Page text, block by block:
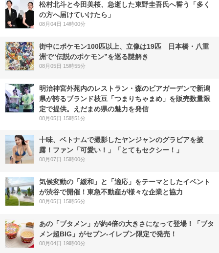
松村北斗と今田美桜、急逝した東野圭吾氏へ誓う「多く
の方へ届けていけたら」
08月04日 14時00分
街中にポケモン100匹以上、立像は19匹 日本橋・八重
洲で“伝説のポケモン”を巡る謎解き
08月05日 15時55分
明治神宮外苑内のレストラン・森のビアガーデンで新潟
県が誇るブランド枝豆「つまりちゃまめ」を販売数量限
定で提供。えだまめ県の魅力を発信
08月05日 15時51分
十味、ベトナムで撮影したヤンジャンのグラビアを披
露！ファン「可愛い！」「とてもセクシー！」
08月07日 15時00分
気候変動の「緩和」と「適応」をテーマとしたイベント
が渋谷で開催！東急不動産が様々な企業と協力
08月05日 15時56分
あの「ブタメン」が約4倍の大きさになって登場！「ブタ
メン超BIG」がセブン‐イレブン限定で発売！
08月04日 19時00分